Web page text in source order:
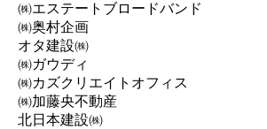
㈱エステートブロードバンド
㈱奥村企画
オタ建設㈱
㈱ガウディ
㈱カズクリエイトオフィス
㈱加藤央不動産
北日本建設㈱